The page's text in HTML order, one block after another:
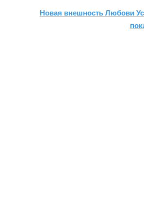
Новая внешность Любови